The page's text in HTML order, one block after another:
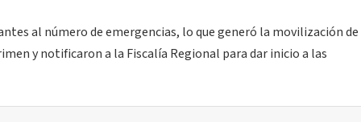
al número de emergencias, lo que generó la movilización de
y notificaron a la Fiscalía Regional para dar inicio a las